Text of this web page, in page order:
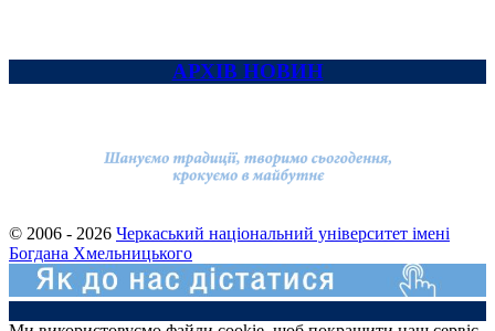
АРХІВ НОВИН
© 2006 - 2026 Черкаський національний університет імені
Богдана Хмельницького